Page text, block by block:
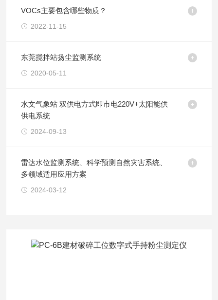
VOCs主要包含哪些物质？
2022-11-15
东莞搅拌站扬尘监测系统
2020-05-11
水文气象站 双供电方式即市电220V+太阳能供
供电系统
2024-09-13
雷达水位监测系统、科学预测自然灾害系统、
多领域适用应用方案
2024-03-12